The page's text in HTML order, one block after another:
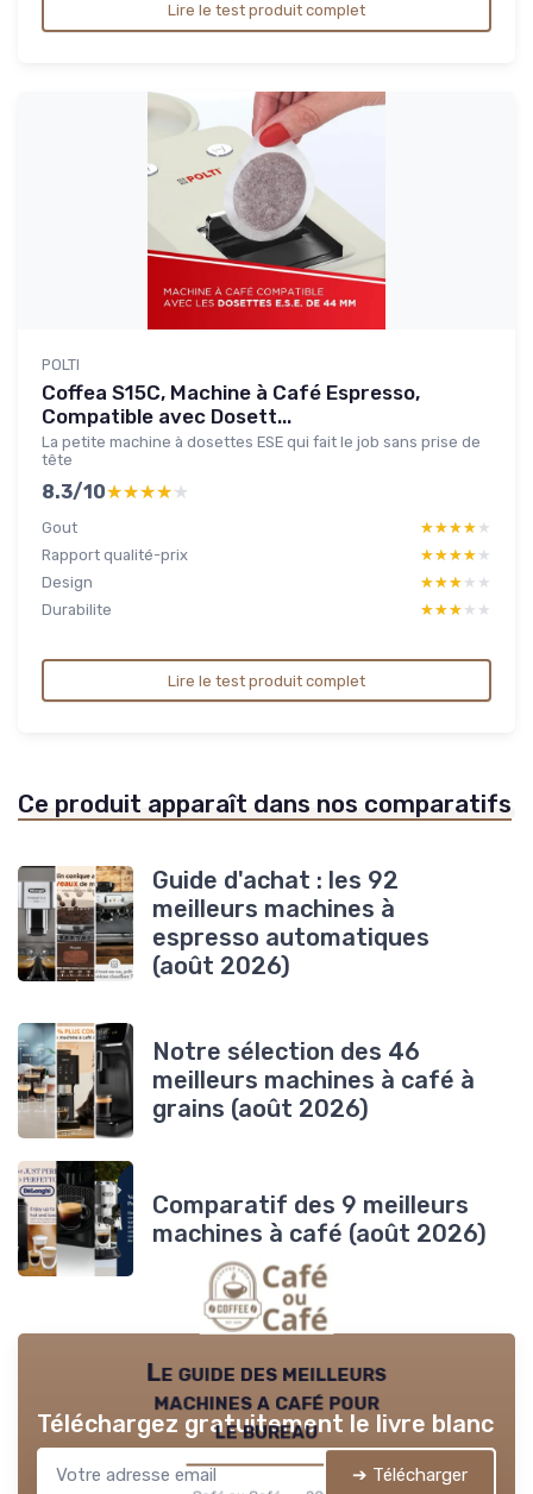
Lire le test produit complet
POLTI
Coffea S15C, Machine à Café Espresso,
Compatible avec Dosett...
La petite machine à dosettes ESE qui fait le job sans prise de
tête
8.3/10★★★★★
★★★★★
Gout ★★★★★
★★★★★
Rapport qualité-prix
★★★★★
★★★★★
Design
★★★★★
★★★★★
Durabilite
★★★★★
★★★★★
Lire le test produit complet
Ce produit apparaît dans nos comparatifs
Guide d'achat : les 92
meilleurs machines à
espresso automatiques
(août 2026)
Notre sélection des 46
meilleurs machines à café à
grains (août 2026)
Comparatif des 9 meilleurs
machines à café (août 2026)
Le guide des meilleurs
machines a café pour
le bureau
Téléchargez gratuitement le livre blanc
➔ Télécharger